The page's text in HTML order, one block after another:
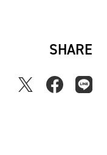
SHARE